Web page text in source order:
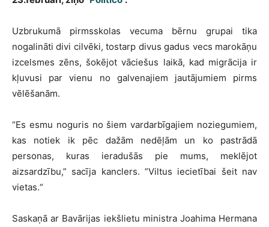
Uzbrukumā pirmsskolas vecuma bērnu grupai tika
nogalināti divi cilvēki, tostarp divus gadus vecs marokāņu
izcelsmes zēns, šokējot vāciešus laikā, kad migrācija ir
kļuvusi par vienu no galvenajiem jautājumiem pirms
vēlēšanām.
“Es esmu noguris no šiem vardarbīgajiem noziegumiem,
kas notiek ik pēc dažām nedēļām un ko pastrādā
personas, kuras ieradušās pie mums, meklējot
aizsardzību,” sacīja kanclers. ”Viltus iecietībai šeit nav
vietas.“
Saskaņā ar Bavārijas iekšlietu ministra Joahima Hermana